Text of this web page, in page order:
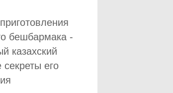
бешбармака -
казахский
секреты его